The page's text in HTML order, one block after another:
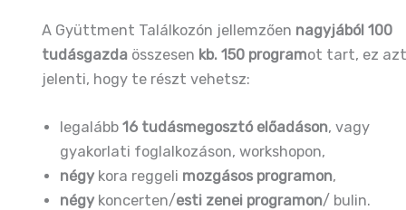
A Gyüttment Találkozón jellemzően nagyjából 100
tudásgazda összesen kb. 150 programot tart, ez
jelenti, hogy te részt vehetsz:
legalább16 tudásmegosztó előadáson, vagy
gyakorlati foglalkozáson, workshopon,
négy kora reggeli mozgásos programon,
négy koncerten/esti zenei programon/ bulin.